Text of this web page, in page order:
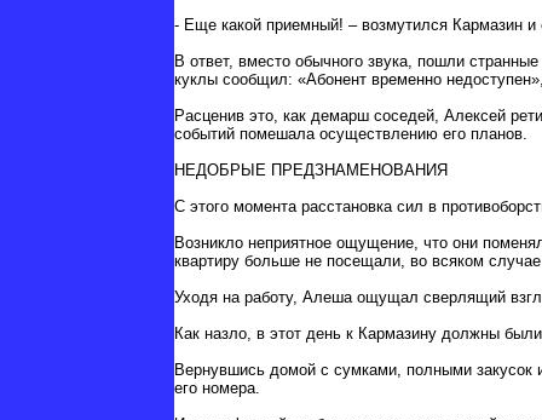
- Еще какой приемный! – возмутился Кармазин и
В ответ, вместо обычного звука, пошли
куклы сообщил: «Абонент временно
Расценив это, как демарш соседей, Алексей
событий помешала осуществлению его планов.
НЕДОБРЫЕ ПРЕДЗНАМЕНОВАНИЯ
С этого момента расстановка сил в
Возникло неприятное ощущение, что они
квартиру больше не посещали, во всяком
Уходя на работу, Алеша ощущал сверлящий
Как назло, в этот день к Кармазину должны
Вернувшись домой с сумками, полными закусок
его номера.